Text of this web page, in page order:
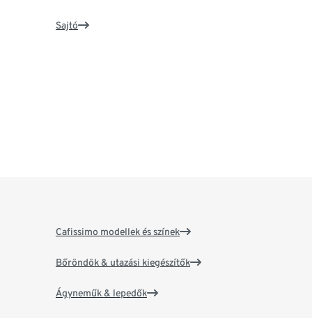
Sajtó
Cafissimo modellek és színek
Bőröndök & utazási kiegészítők
Ágyneműk & lepedők